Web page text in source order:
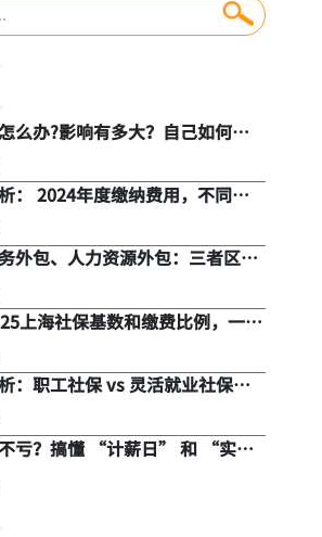
金还是劳务报酬？
么办?影响有多大？自己如何续
： 2024年度缴纳费用，不同人
外包、人力资源外包：三者区
上海社保基数和缴费比例，一文
：职工社保 vs 灵活就业社保，
亏？搞懂 “计薪日” 和 “实际